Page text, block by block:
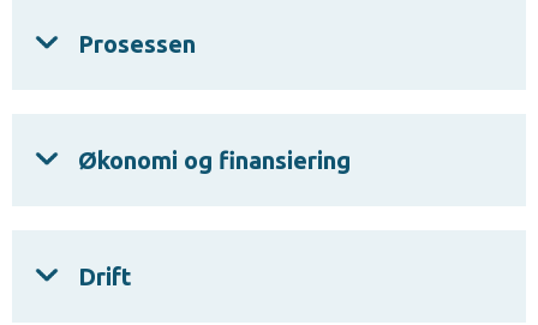
Prosessen
Økonomi og finansiering
Drift